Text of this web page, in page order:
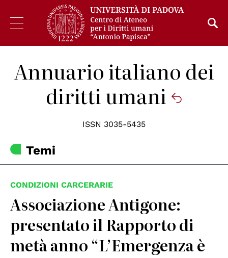
Annuario italiano dei
diritti umani
ISSN 3035-5435
Temi
CONDIZIONI CARCERARIE
Associazione Antigone:
presentato il Rapporto di
metà anno “L’Emergenza è